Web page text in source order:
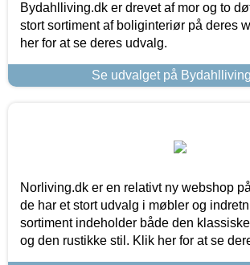
Bydahlliving.dk er drevet af mor og to
stort sortiment af boliginteriør på deres
her for at se deres udvalg.
Se udvalget på
Norliving.dk er en relativt ny webshop
de har et stort udvalg i møbler og
sortiment indeholder både den
og den rustikke stil. Klik her for at se